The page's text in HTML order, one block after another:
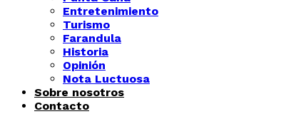
Entretenimiento
Turismo
Farandula
Historia
Opinión
Nota Luctuosa
Sobre nosotros
Contacto